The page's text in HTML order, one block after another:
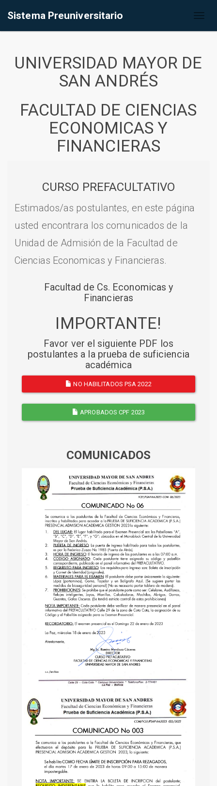
Sistema Preuniversitario
UNIVERSIDAD MAYOR DE
SAN ANDRÉS
FACULTAD DE CIENCIAS
ECONOMICAS Y
FINANCIERAS
CURSO PREFACULTATIVO
Estimados/as postulantes, en este página
usted encontrara los comunicados de la
Unidad de Admisión de la Facultad de
Ciencias Economicas y Financieras.
Facultad de Cs. Economicas y
Financieras
IMPORTANTE!
Favor ver el siguiente PDF los
postulantes a la prueba de suficiencia
académica
NO HABILITADOS PSA 2022
APROBADOS CPF 2023
COMUNICADOS